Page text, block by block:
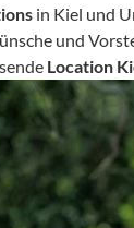
in Kiel und
und
Location